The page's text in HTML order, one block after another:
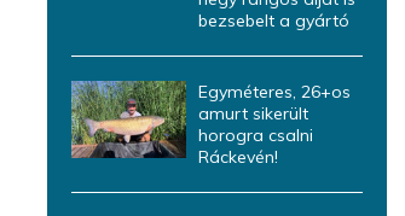
bezsebelt a gyártó
Egyméteres, 26+os
amurt sikerült
horogra csalni
Ráckevén!